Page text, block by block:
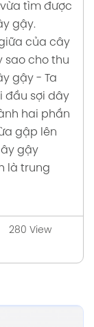
tìm được
gậy.
của cây
sao cho thu
gậy - Ta
đầu sợi dây
hai phần
gập lên
gậy
là trung
280 View